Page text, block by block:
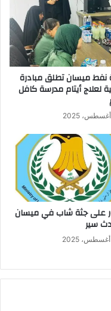
ميسان تطلق مبادرة
لعلاج أيتام مدرسة كافل
على جثة شاب في ميسان
سير